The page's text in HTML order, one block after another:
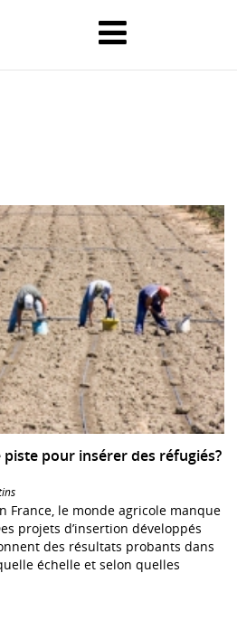
piste pour insérer des réfugiés?
France, le monde agricole manque
projets d’insertion développés
des résultats probants dans
échelle et selon quelles